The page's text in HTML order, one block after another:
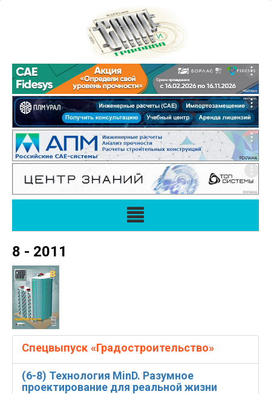
8 - 2011
Спецвыпуск «Градостроительство»
(6-8) Технология MinD. Разумное
проектирование для реальной жизни